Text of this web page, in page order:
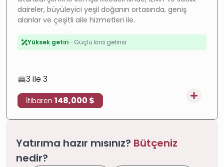
daireler, büyüleyici yeşil doğanın ortasında, geniş
alanlar ve çeşitli aile hizmetleri ile.
Değer artışı—Hızla gelişen bölge
Lüks— Premium kalite
Taksitli
Yatırım—Yüksek potansiyel
3 ile 3
İtibaren 148,000 $
Yatırıma hazır mısınız? Bütçeniz
nedir?